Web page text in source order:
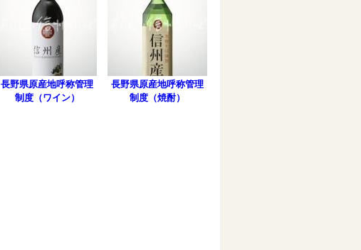
長野県原産地呼称管理
制度（ワイン）
長野県原産地呼称管理
制度（焼酎）